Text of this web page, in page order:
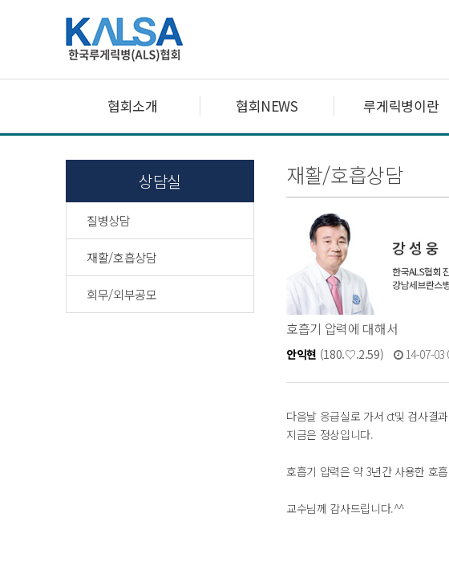
협회소개 협회NEWS 루게릭병이란
상담실
질병상담
재활/호흡상담
회무/외부공모
재활/호흡상담
호흡기 압력에 대해서
안익현 (180.♡.2.59) 14-07-
다음날 응급실로 가서 ct및 검사결
지금은 정상입니다.
호흡기 압력은 약 3년간 사용한 호
교수님께 감사드립니다.^^